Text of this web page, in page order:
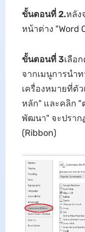
ขั้นตอนที่ 2.หลัง
หน้าต่าง "Word
ขั้นตอนที่ 3เลือ
จากเมนูการนำ
เครื่องหมายที่ตั
หลัก" และคลิก "
พัฒนา" จะปราก
(Ribbon)